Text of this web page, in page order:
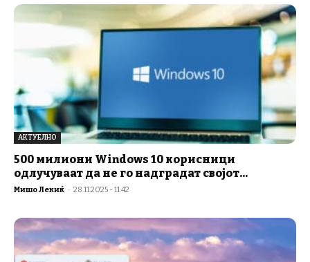
АКТУЕЛНО
500 милиони Windows 10 корисници
одлучуваат да не го надградат својот...
Мишо Лекиќ - 28.11.2025 - 11:42